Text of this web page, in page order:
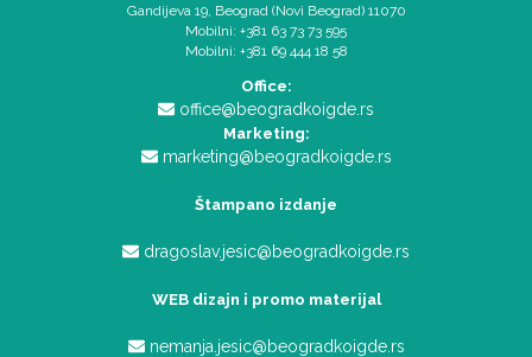
Gandijeva 19, Beograd (Novi Beograd) 11070
Mobilni: +381 63 73 73 595
Mobilni: +381 69 444 18 58
Office:
office@beogradkoigde.rs
Marketing:
marketing@beogradkoigde.rs
Štampano izdanje
dragoslav.jesic@beogradkoigde.rs
WEB dizajn i promo materijal
nemanja.jesic@beogradkoigde.rs